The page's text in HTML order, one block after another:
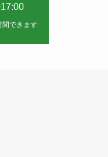
できます